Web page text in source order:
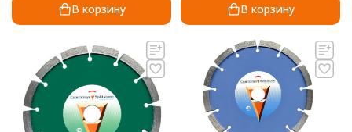
В корзину В корзину